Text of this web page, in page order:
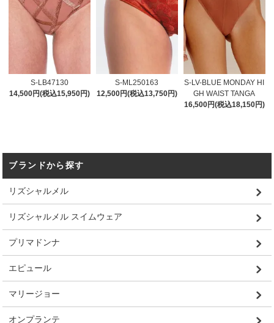
S-LB47130
14,500円(税込15,950円)
S-ML250163
12,500円(税込13,750円)
S-LV-BLUE MONDAY HI
GH WAIST TANGA
16,500円(税込18,150円)
ブランドから探す
リズシャルメル
リズシャルメル スイムウェア
プリマドンナ
エピュール
マリージョー
オンプランテ